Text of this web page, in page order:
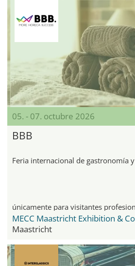
05. - 07. octubre 2026
BBB
Feria internacional de gastronomía
únicamente para visitantes
Maastricht